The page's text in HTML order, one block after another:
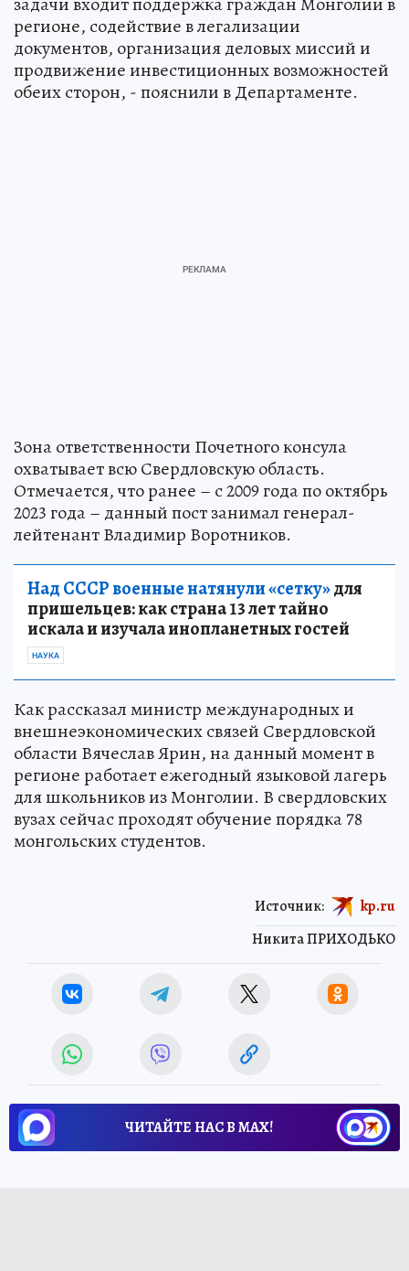
регионе, содействие в легализации
документов, организация деловых миссий и
продвижение инвестиционных возможностей
обеих сторон, - пояснили в Департаменте.
Зона ответственности Почетного консула
охватывает всю Свердловскую область.
Отмечается, что ранее – с 2009 года по октябрь
2023 года – данный пост занимал генерал-
лейтенант Владимир Воротников.
Над СССР военные натянули «сетку»для
пришельцев: как страна 13 лет тайно
искала и изучала инопланетных гостей
НАУКА
Как рассказал министр международных и
внешнеэкономических связей Свердловской
области Вячеслав Ярин, на данный момент в
регионе работает ежегодный языковой лагерь
для школьников из Монголии. В свердловских
вузах сейчас проходят обучение порядка 78
монгольских студентов.
Никита ПРИХОДЬКО
Источник: kp.ru
ЧИТАЙТЕ НАС В МАХ!